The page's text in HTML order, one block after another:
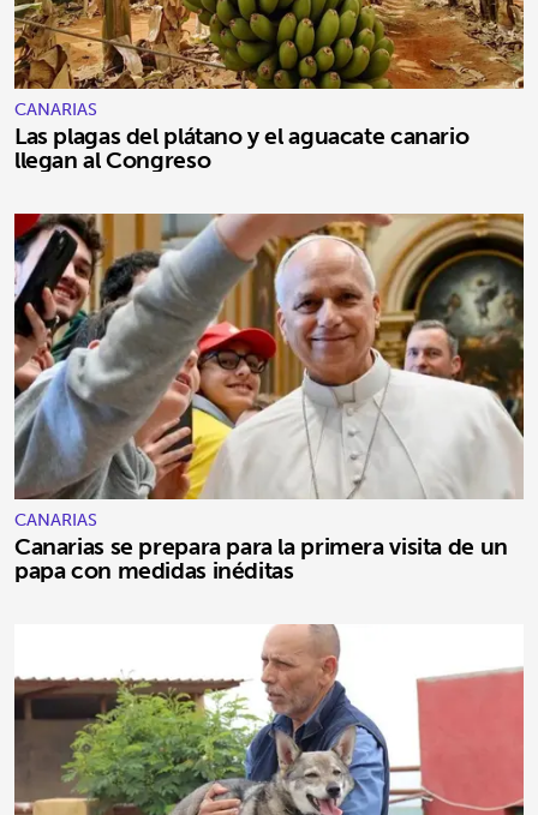
CANARIAS
Las plagas del plátano y el aguacate canario
llegan al Congreso
CANARIAS
Canarias se prepara para la primera visita de un
papa con medidas inéditas